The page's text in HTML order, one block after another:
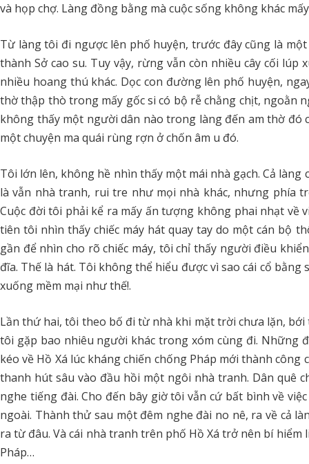
và họp chợ. Làng đồng bằng mà cuộc sống không khác
Từ làng tôi đi ngược lên phố huyện, trước đây cũng là
thành Sở cao su. Tuy vậy, rừng vẫn còn nhiều cây cối
nhiều hoang thú khác. Dọc con đường lên phố huyện,
thờ thập thò trong mấy gốc si có bộ rễ chằng chịt, ngoằn
không thấy một người dân nào trong làng đến am thờ đó
một chuyện ma quái rùng rợn ở chốn âm u đó.
Tôi lớn lên, không hề nhìn thấy một mái nhà gạch. Cả
là vẫn nhà tranh, rui tre như mọi nhà khác, nhưng phía
Cuộc đời tôi phải kể ra mấy ấn tượng không phai nhạt về
tiên tôi nhìn thấy chiếc máy hát quay tay do một cán bộ
gần để nhìn cho rõ chiếc máy, tôi chỉ thấy người điều
đĩa. Thế là hát. Tôi không thể hiểu được vì sao cái cổ
xuống mềm mại như thế!.
Lần thứ hai, tôi theo bố đi từ nhà khi mặt trời chưa lặn,
tôi gặp bao nhiêu người khác trong xóm cùng đi.
kéo về Hồ Xá lúc kháng chiến chống Pháp mới thành
thanh hút sâu vào đầu hồi một ngôi nhà tranh. Dân quê
nghe tiếng đài. Cho đến bây giờ tôi vẫn cứ bất bình về
ngoài. Thành thử sau một đêm nghe đài no nê, ra về cả
ra từ đâu. Và cái nhà tranh trên phố Hồ Xá trở nên bí
Pháp…